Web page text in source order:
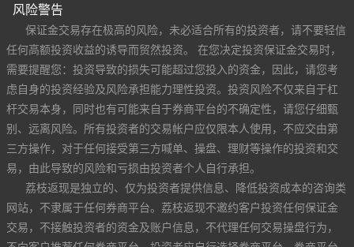
风险警告
保证金交易存在极高的风险，未必适合所有的投资者，请不要轻信
任何高额投资收益的诱导而贸然投资。 在您决定投资保证金交易时，
需要提醒您：投资导致的损失可能超过您投入的资金，因此，请您考
虑自身的投资经验及风险承担能力理性投资。投资风险不仅来自于杠
杆交易本身，同时也有可能来自于券商平台的不确定性，请您仔细甄
别、远离风险。所有投资者的交易帐户应仅限本人使用，不应交由第
三方操作，对于任何接受第三方喊单、操盘、理财等操作的投资和交
易，由此导致的风险和亏损由投资者个人自行承担。
荔枝返现是独立的、仅为投资者提供信息、降低投资成本的咨询类
网站，不隶属于任何券商平台。荔枝返现不邀约客户投资任何保证金
交易，不接触投资者的资金及账户信息，不代理任何交易操盘行为，